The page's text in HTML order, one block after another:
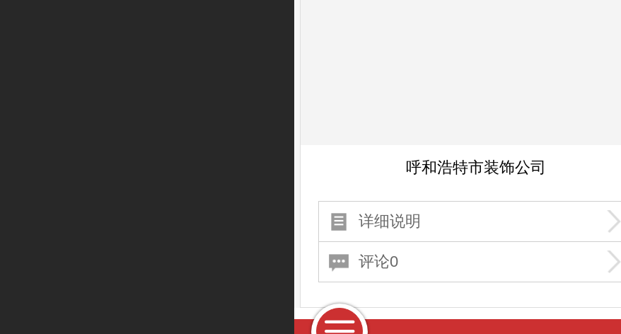
呼和浩特市装饰公司
详细说明
评论0